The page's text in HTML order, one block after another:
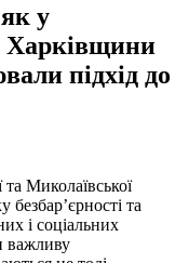
у
Харківщини
підхід до
Миколаївської
безбар’єрності та
і соціальних
важливу